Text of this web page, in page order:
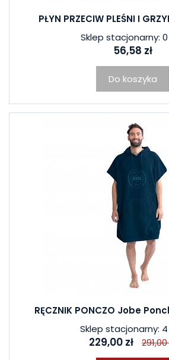
PŁYN PRZECIW PLEŚNI I
Sklep stacjonarny:
56,58 zł
Do koszyka
RĘCZNIK PONCZO Jobe
Sklep stacjonarny:
229,00 zł 291,00